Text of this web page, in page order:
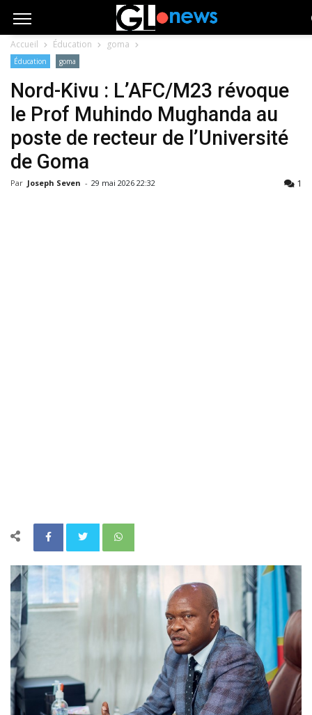
Accueil Éducation goma
Éducation goma
Nord-Kivu : L’AFC/M23 révoque
le Prof Muhindo Mughanda au
poste de recteur de l’Université
de Goma
Par Joseph Seven - 29 mai 2026 22:32 1